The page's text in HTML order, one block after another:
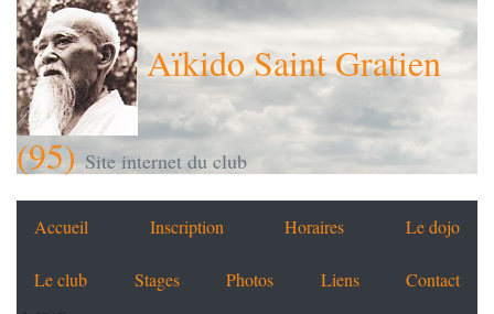
Aïkido Saint Gratien
(95)Site internet du club
Accueil Inscription Horaires Le dojo
Le club Stages Photos Liens
Contact